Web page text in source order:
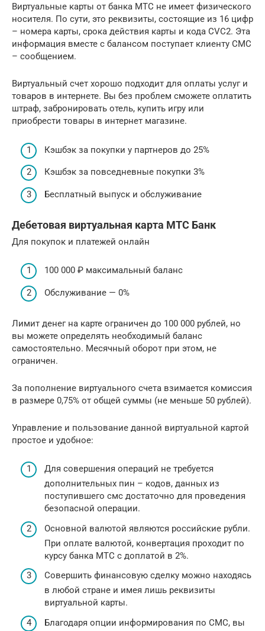
Виртуальные карты от банка МТС не имеет физического
носителя. По сути, это реквизиты, состоящие из 16 цифр
– номера карты, срока действия карты и кода CVС2. Эта
информация вместе с балансом поступает клиенту СМС
– сообщением.
Виртуальный счет хорошо подходит для оплаты услуг и
товаров в интернете. Вы без проблем сможете оплатить
штраф, забронировать отель, купить игру или
приобрести товары в интернет магазине.
Кэшбэк за покупки у партнеров до 25%
Кэшбэк за повседневные покупки 3%
Бесплатный выпуск и обслуживание
Дебетовая виртуальная карта МТС Банк
Для покупок и платежей онлайн
100 000 ₽ максимальный баланс
Обслуживание — 0%
Лимит денег на карте ограничен до 100 000 рублей, но
вы можете определять необходимый баланс
самостоятельно. Месячный оборот при этом, не
ограничен.
За пополнение виртуального счета взимается комиссия
в размере 0,75% от общей суммы (не меньше 50 рублей).
Управление и пользование данной виртуальной картой
простое и удобное:
Для совершения операций не требуется
дополнительных пин – кодов, данных из
поступившего смс достаточно для проведения
безопасной операции.
Основной валютой являются российские рубли.
При оплате валютой, конвертация проходит по
курсу банка МТС с доплатой в 2%.
Совершить финансовую сделку можно находясь
в любой стране и имея лишь реквизиты
виртуальной карты.
Благодаря опции информирования по СМС, вы